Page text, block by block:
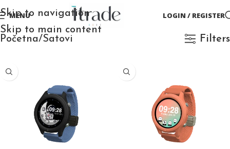
Skip to navigation
Skip to main content
MENU LOGIN / REGISTER
Početna Satovi Filters